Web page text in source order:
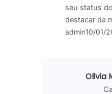
seu status
destacar da
admin10/01/
Olivia